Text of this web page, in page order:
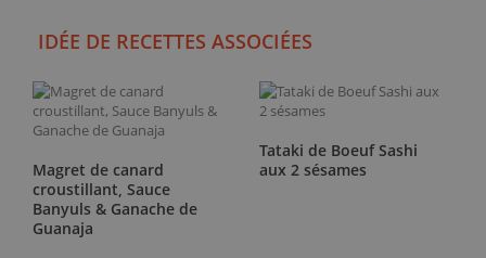
IDÉE DE RECETTES ASSOCIÉES
Magret de canard
croustillant, Sauce
Banyuls & Ganache de
Guanaja
Tataki de Boeuf Sashi
aux 2 sésames